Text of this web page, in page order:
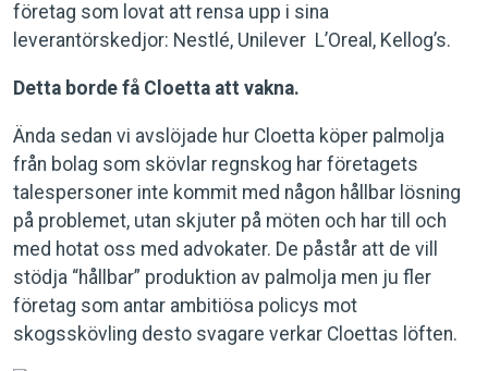
företag som lovat att rensa upp i sina
leverantörskedjor: Nestlé, Unilever L’Oreal, Kellog’s.
Detta borde få Cloetta att vakna.
Ända sedan vi avslöjade hur Cloetta köper palmolja
från bolag som skövlar regnskog har företagets
talespersoner inte kommit med någon hållbar lösning
på problemet, utan skjuter på möten och har till och
med hotat oss med advokater. De påstår att de vill
stödja “hållbar” produktion av palmolja men ju fler
företag som antar ambitiösa policys mot
skogsskövling desto svagare verkar Cloettas löften.